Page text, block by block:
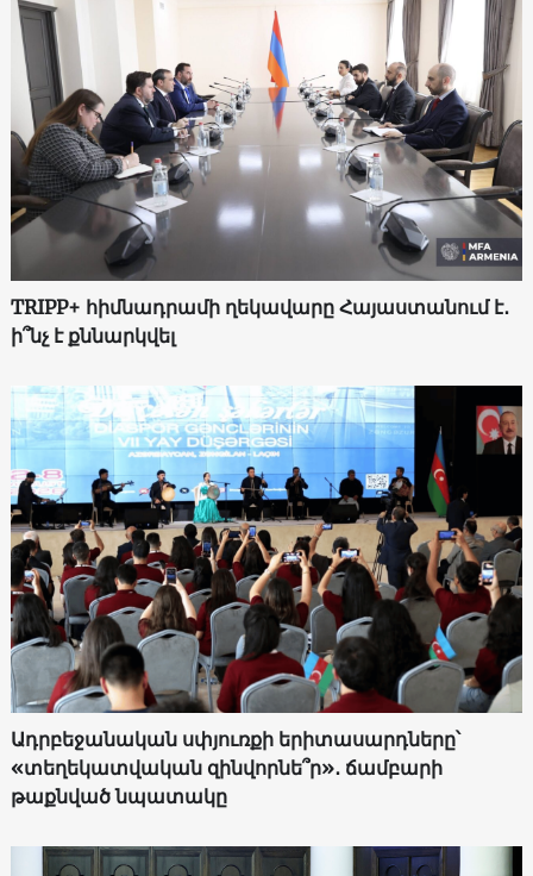
TRIPP+ հիմնադրամի ղեկավարը Հայաստանում է․
ի՞նչ է քննարկվել
Ադրբեջանական սփյուռքի երիտասարդները՝
«տեղեկատվական զինվորնե՞ր»․ ճամբարի
թաքնված նպատակը